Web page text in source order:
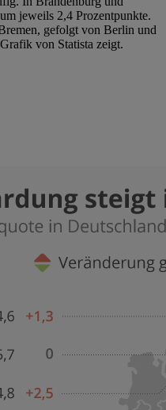
jeweils 2,4 Prozentpunkte.
gefolgt von Berlin und
von Statista zeigt.